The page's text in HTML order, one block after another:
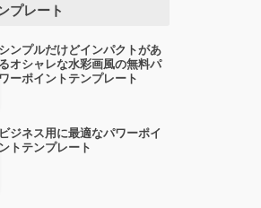
プレート
シンプルだけどインパクトがあ
るオシャレな水彩画風の無料パ
ワーポイントテンプレート
ビジネス用に最適なパワーポイ
ントテンプレート